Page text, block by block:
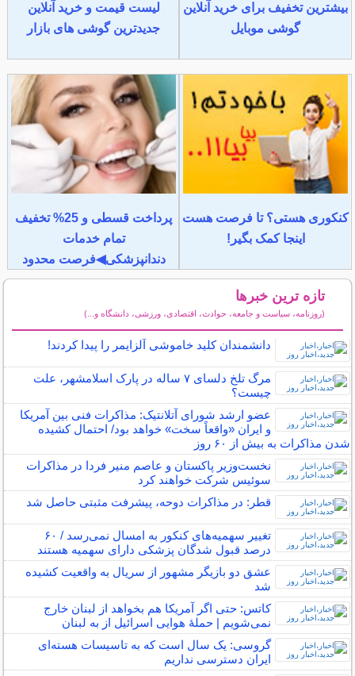
بیشترین تخفیف برای خرید آنلاین
گوشی موبایل
لیست قیمت و خرید آنلاین
جدیدترین گوشی های بازار
کنکوری هستی؟ تا فرصت هست
اینجا کمک بگیر!
پرداخت قسطی و 25% تخفیف
تمام خدمات
دندانپزشکی◀فرصت محدود
تازه ترین خبرها
(روزنامه، سیاست و جامعه، حوادث، اقتصادی، ورزشی، دانشگاه و...)
دانشمندان کلید خاموشی آلزایمر را پیدا کردند!
مرگ تلخ دلسای ۷ ساله در پارک اسلامشهر، علت
چیست؟
عضو ارشد شورای آتلانتیک: مذاکرات فنی بین آمریکا
و ایران «واقعاً سخت» خواهد بود/ احتمال کشیده
شدن مذاکرات به بیش از ۶۰ روز
نخست‌وزیر پاکستان و عاصم منیر فردا در مذاکرات
سوئیس شرکت خواهند کرد
قطر: در مذاکرات دوحه، پیشرفت مثبتی حاصل شد
تغییر سهمیه‌های کنکور به امسال نمی‌رسد / ۶۰
درصد قبول شدگان پزشکی دارای سهمیه هستند
عشق دو بازیگر مشهور از سریال به واقعیت کشیده
شد
کاتس: حتی اگر آمریکا هم بخواهد از لبنان خارج
نمی‌شویم | حملۀ هوایی اسرائیل از به لبنان
گروسی: یک سال است که به تاسیسات هسته‌ای
ایران دسترسی نداریم